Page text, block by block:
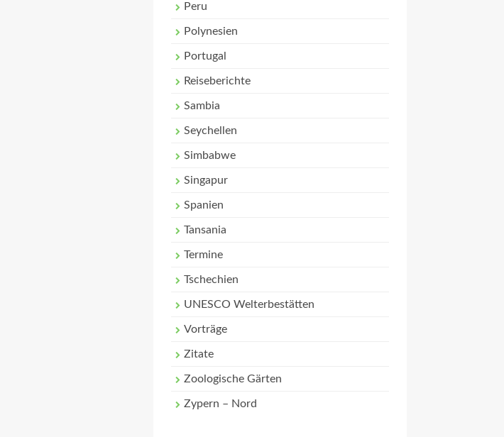
Peru
Polynesien
Portugal
Reiseberichte
Sambia
Seychellen
Simbabwe
Singapur
Spanien
Tansania
Termine
Tschechien
UNESCO Welterbestätten
Vorträge
Zitate
Zoologische Gärten
Zypern – Nord